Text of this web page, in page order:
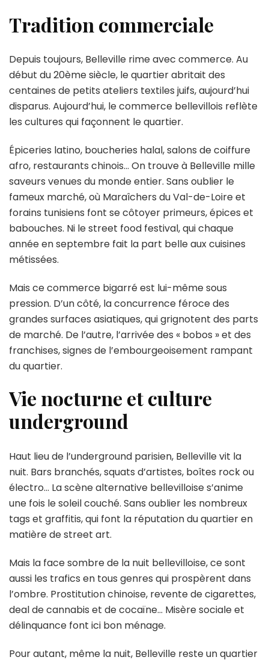
Tradition commerciale
Depuis toujours, Belleville rime avec commerce. Au
début du 20ème siècle, le quartier abritait des
centaines de petits ateliers textiles juifs, aujourd’hui
disparus. Aujourd’hui, le commerce bellevillois reflète
les cultures qui façonnent le quartier.
Épiceries latino, boucheries halal, salons de coiffure
afro, restaurants chinois… On trouve à Belleville mille
saveurs venues du monde entier. Sans oublier le
fameux marché, où Maraîchers du Val-de-Loire et
forains tunisiens font se côtoyer primeurs, épices et
babouches. Ni le street food festival, qui chaque
année en septembre fait la part belle aux cuisines
métissées.
Mais ce commerce bigarré est lui-même sous
pression. D’un côté, la concurrence féroce des
grandes surfaces asiatiques, qui grignotent des parts
de marché. De l’autre, l’arrivée des « bobos » et des
franchises, signes de l’embourgeoisement rampant
du quartier.
Vie nocturne et culture
underground
Haut lieu de l’underground parisien, Belleville vit la
nuit. Bars branchés, squats d’artistes, boîtes rock ou
électro… La scène alternative bellevilloise s’anime
une fois le soleil couché. Sans oublier les nombreux
tags et graffitis, qui font la réputation du quartier en
matière de street art.
Mais la face sombre de la nuit bellevilloise, ce sont
aussi les trafics en tous genres qui prospèrent dans
l’ombre. Prostitution chinoise, revente de cigarettes,
deal de cannabis et de cocaïne… Misère sociale et
délinquance font ici bon ménage.
Pour autant, même la nuit, Belleville reste un quartier